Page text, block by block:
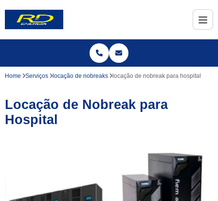
Home Serviços locação de nobreaks locação de nobreak para hospital
Locação de Nobreak para
Hospital